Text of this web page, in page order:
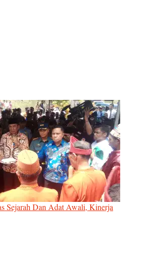
Sejarah Dan Adat Awali, Kinerja